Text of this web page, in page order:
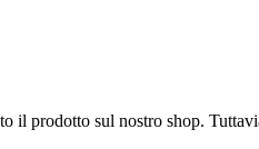
prodotto sul nostro shop.